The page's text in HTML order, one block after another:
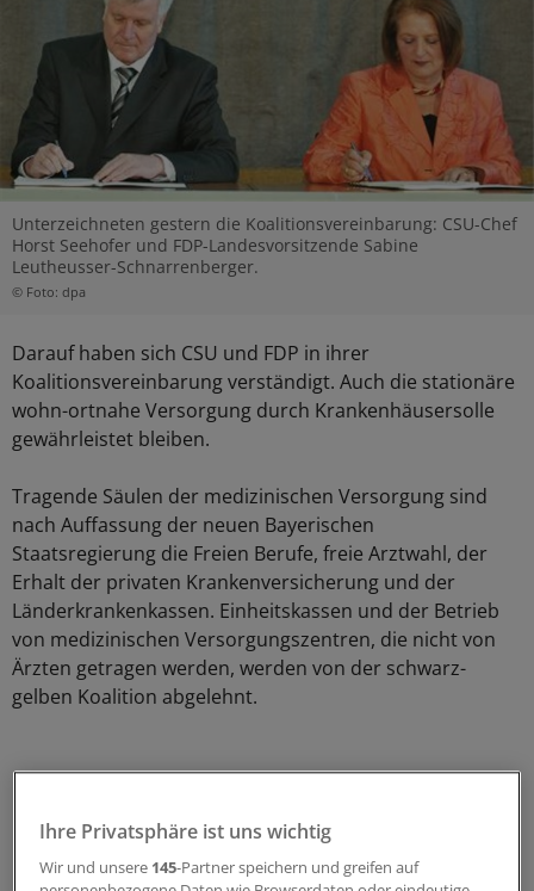
Unterzeichneten gestern die Koalitionsvereinbarung: CSU-Chef
Horst Seehofer und FDP-Landesvorsitzende Sabine
Leutheusser-Schnarrenberger.
© Foto: dpa
Darauf haben sich CSU und FDP in ihrer
Koalitionsvereinbarung verständigt. Auch die stationäre
wohn-ortnahe Versorgung durch Krankenhäusersolle
gewährleistet bleiben.
Tragende Säulen der medizinischen Versorgung sind
nach Auffassung der neuen Bayerischen
Staatsregierung die Freien Berufe, freie Arztwahl, der
Erhalt der privaten Krankenversicherung und der
Länderkrankenkassen. Einheitskassen und der Betrieb
von medizinischen Versorgungszentren, die nicht von
Ärzten getragen werden, werden von der schwarz-
gelben Koalition abgelehnt.
Ihre Privatsphäre ist uns wichtig
Wir und unsere 145-Partner speichern und greifen auf